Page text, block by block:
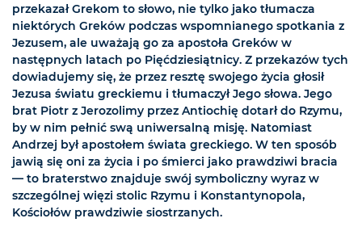
przekazał Grekom to słowo, nie tylko jako tłumacza
niektórych Greków podczas wspomnianego spotkania z
Jezusem, ale uważają go za apostoła Greków w
następnych latach po Pięćdziesiątnicy. Z przekazów tych
dowiadujemy się, że przez resztę swojego życia głosił
Jezusa światu greckiemu i tłumaczył Jego słowa. Jego
brat Piotr z Jerozolimy przez Antiochię dotarł do Rzymu,
by w nim pełnić swą uniwersalną misję. Natomiast
Andrzej był apostołem świata greckiego. W ten sposób
jawią się oni za życia i po śmierci jako prawdziwi bracia
— to braterstwo znajduje swój symboliczny wyraz w
szczególnej więzi stolic Rzymu i Konstantynopola,
Kościołów prawdziwie siostrzanych.